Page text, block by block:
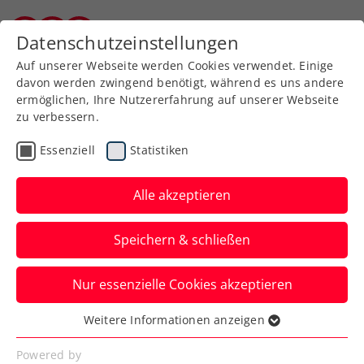
Zurück zur Newsübersicht
Bundesliga
Bronze für KLC Damen
Damen Bundesliga 1. Division - Oberes
Verfasst von: Gerald Hebein, 29.06.2026
Datenschutzeinstellungen
Auf unserer Webseite werden Cookies verwendet. Einige
davon werden zwingend benötigt, während es uns andere
ermöglichen, Ihre Nutzererfahrung auf unserer Webseite
zu verbessern.
Essenziell Statistiken
Alle akzeptieren
Speichern & schließen
Nur essenzielle Cookies akzeptieren
Essenziell
Essenzielle Cookies werden für grundlegende
Weitere Informationen anzeigen
Powered by